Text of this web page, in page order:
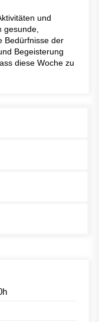
und
gesunde,
Bedürfnisse der
Begeisterung
diese Woche zu